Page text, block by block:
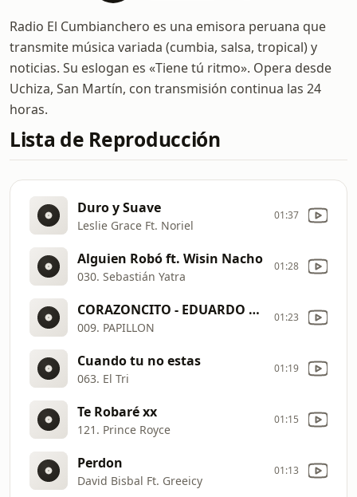
Radio El Cumbianchero es una emisora peruana que
transmite música variada (cumbia, salsa, tropical) y
noticias. Su eslogan es «Tiene tú ritmo». Opera desde
Uchiza, San Martín, con transmisión continua las 24
horas.
Lista de Reproducción
Duro y Suave
Leslie Grace Ft. Noriel
01:37
Alguien Robó ft. Wisin Nacho
030. Sebastián Yatra
01:28
CORAZONCITO - EDUARDO CAPUÑAY LALO CAPUÑAY 2017
009. PAPILLON
01:23
Cuando tu no estas
063. El Tri
01:19
Te Robaré xx
121. Prince Royce
01:15
Perdon
David Bisbal Ft. Greeicy
01:13